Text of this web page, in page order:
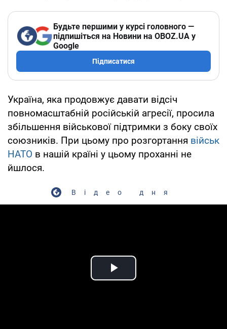
Будьте першими у курсі головного —
підпишіться на Новини на OBOZ.UA у
Google
Підписатися
Україна, яка продовжує давати відсіч
повномасштабній російській агресії, просила
збільшення військової підтримки з боку своїх
союзників. При цьому про розгортання військ
НАТО в нашій країні у цьому проханні не
йшлося.
Відео дня
Play Video